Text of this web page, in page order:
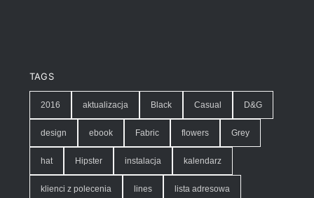
TAGS
2016 aktualizacja Black Casual D&G
design ebook Fabric flowers Grey
hat Hipster instalacja kalendarz
klienci z polecenia lines lista adresowa